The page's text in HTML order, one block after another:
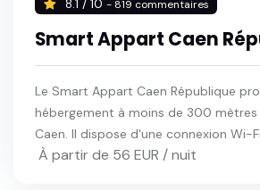
8.1 / 10 - 819 commentaires
Smart Appart Caen
Le Smart Appart Caen République
hébergement à moins de 300
Caen. Il dispose d'une connexion Wi-
À partir de 56 EUR / nuit